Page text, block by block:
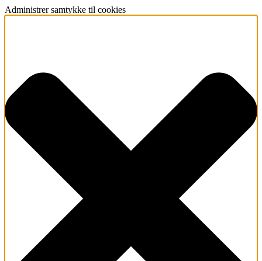
Administrer samtykke til cookies